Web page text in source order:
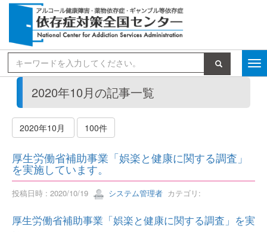
検索
2020年10月の記事一覧
2020年10月 100件
厚生労働省補助事業「娯楽と健康に関する調査」
を実施しています。
投稿日時 : 2020/10/19 システム管理者 カテゴリ:
厚生労働省補助事業「娯楽と健康に関する調査」を実